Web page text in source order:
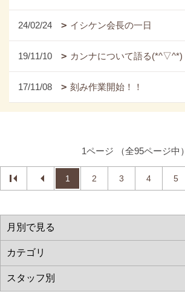
24/02/24 イシケン会長の一日
19/11/10 カンナについて語る(*^▽^*)
17/11/08 刻み作業開始！！
1ページ （全95ページ中）
1 2 3 4 5